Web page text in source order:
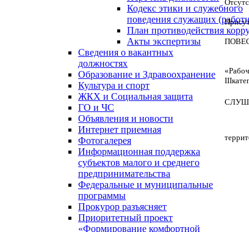
Кодекс этики и служебного
поведения служащих
План противодействия
Акты экспертизы
Сведения о вакантных
должностях
Образование и Здравоохранение
Культура и спорт
ЖКХ и Социальная защита
ГО и ЧС
Объявления и новости
Интернет приемная
Фотогалерея
Информационная поддержка
субъектов малого и среднего
предпринимательства
Федеральные и муниципальные
программы
Прокурор разъясняет
Приоритетный проект
«Формирование комфортной
III